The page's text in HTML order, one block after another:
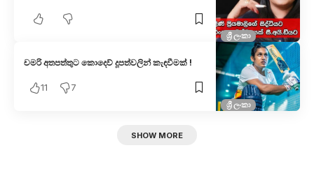
ශ්‍රී ලංකා
ශ්‍රී ලංකා
චමරි අතපත්තුට කොදෙව් දූපත්වලින් කැඳවීමක් !
11 7
SHOW MORE